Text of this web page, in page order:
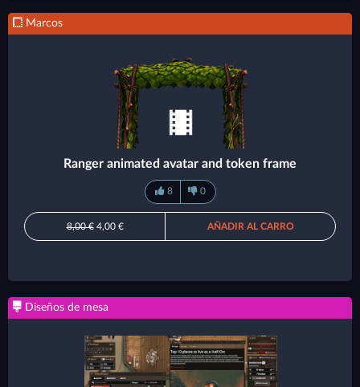
Marcos
Ranger animated avatar and token frame
8 0
8,00 €4,00 € AÑADIR AL CARRO
Diseños de mesa